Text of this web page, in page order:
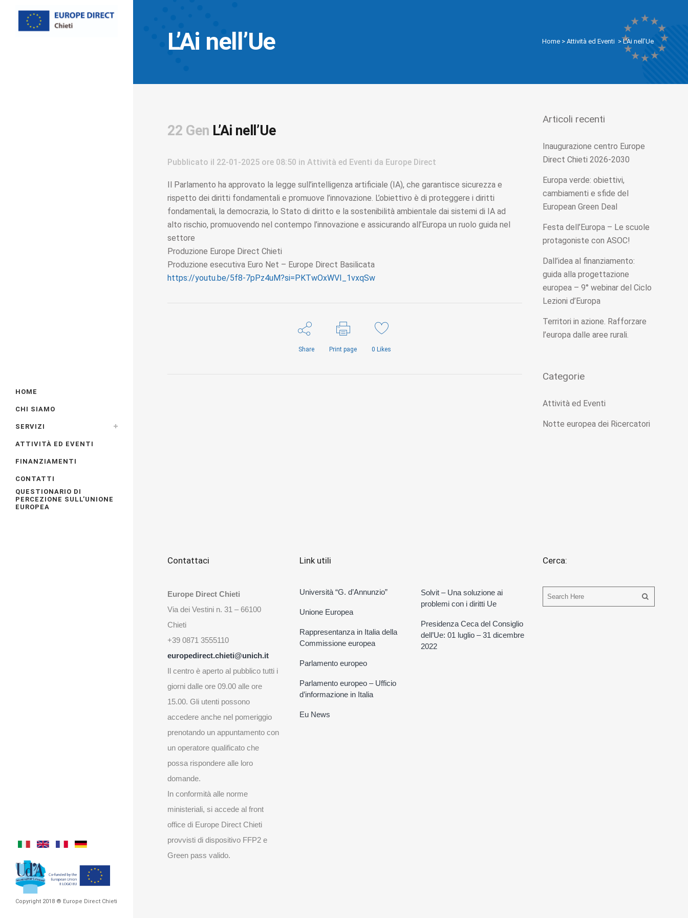
HOME
CHI SIAMO
SERVIZI
ATTIVITÀ ED EVENTI
FINANZIAMENTI
CONTATTI
QUESTIONARIO DI
PERCEZIONE SULL’UNIONE
EUROPEA
Copyright 2018 ® Europe Direct Chieti
L’Ai nell’Ue Home > Attività ed Eventi > L’Ai nell’Ue
22 Gen L’Ai nell’Ue
Pubblicato il 22-01-2025 ore 08:50 in Attività ed Eventi da Europe Direct
Il Parlamento ha approvato la legge sull’intelligenza artificiale (IA), che garantisce sicurezza e
rispetto dei diritti fondamentali e promuove l’innovazione. L’obiettivo è di proteggere i diritti
fondamentali, la democrazia, lo Stato di diritto e la sostenibilità ambientale dai sistemi di IA ad
alto rischio, promuovendo nel contempo l’innovazione e assicurando all’Europa un ruolo guida nel
settore
Produzione Europe Direct Chieti
Produzione esecutiva Euro Net – Europe Direct Basilicata
https://youtu.be/5f8-7pPz4uM?si=PKTwOxWVI_1vxqSw
Share Print page 0 Likes
Articoli recenti
Inaugurazione centro Europe
Direct Chieti 2026-2030
Europa verde: obiettivi,
cambiamenti e sfide del
European Green Deal
Festa dell’Europa – Le scuole
protagoniste con ASOC!
Dall’idea al finanziamento:
guida alla progettazione
europea – 9° webinar del Ciclo
Lezioni d’Europa
Territori in azione. Rafforzare
l’europa dalle aree rurali.
Categorie
Attività ed Eventi
Notte europea dei Ricercatori
Contattaci
Europe Direct Chieti
Via dei Vestini n. 31 – 66100
Chieti
+39 0871 3555110
europedirect.chieti@unich.it
Il centro è aperto al pubblico tutti i
giorni dalle ore 09.00 alle ore
15.00. Gli utenti possono
accedere anche nel pomeriggio
prenotando un appuntamento con
un operatore qualificato che
possa rispondere alle loro
domande.
In conformità alle norme
ministeriali, si accede al front
office di Europe Direct Chieti
provvisti di dispositivo FFP2 e
Green pass valido.
Link utili
Università “G. d’Annunzio”
Unione Europea
Rappresentanza in Italia della
Commissione europea
Parlamento europeo
Parlamento europeo – Ufficio
d’informazione in Italia
Eu News
Solvit – Una soluzione ai
problemi con i diritti Ue
Presidenza Ceca del Consiglio
dell’Ue: 01 luglio – 31 dicembre
2022
Cerca: